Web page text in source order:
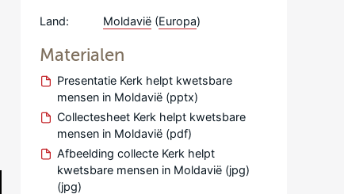
Land: Moldavië (Europa)
Materialen
Presentatie Kerk helpt kwetsbare
mensen in Moldavië (pptx)
Collectesheet Kerk helpt kwetsbare
mensen in Moldavië (pdf)
Afbeelding collecte Kerk helpt
kwetsbare mensen in Moldavië (jpg)
(jpg)